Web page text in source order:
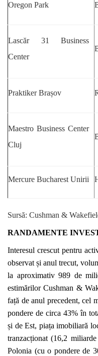
Oregon Park
Lascăr 31 Business
Center
Praktiker Brașov
Maestro Business Center
Cluj
Mercure Bucharest Unirii
Sursă: Cushman &
RANDAMENTE
Interesul crescut pentru
observat și anul trecut,
la aproximativ 989 de
estimărilor Cushman &
față de anul precedent, cel
pondere de circa 43% în
și de Est, piața imobiliară
tranzacționat (16,2
Polonia (cu o pondere de